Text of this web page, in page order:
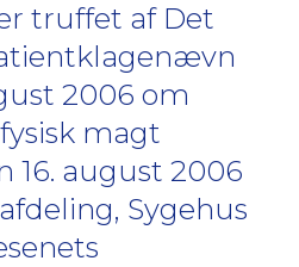
truffet af Det
2006 om
magt
16. august 2006
Sygehus